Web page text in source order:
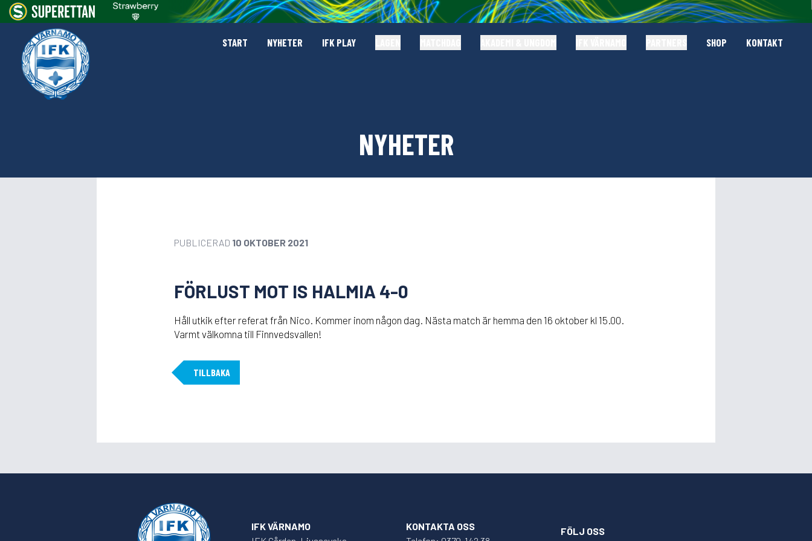
START NYHETER IFK PLAY SHOP KONTAKT
NYHETER
PUBLICERAD 10 OKTOBER 2021
FÖRLUST MOT IS HALMIA 4-0
Håll utkik efter referat från Nico. Kommer inom någon dag. Nästa match är hemma den 16 oktober kl 15.00.
Varmt välkomna till Finnvedsvallen!
TILLBAKA
IFK VÄRNAMO
KONTAKTA OSS
FÖLJ OSS